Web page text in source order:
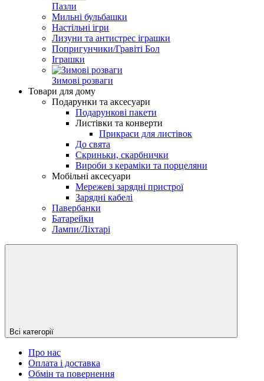
Пазли
Мильні бульбашки
Настільні ігри
Лизуни та антистрес іграшки
Попригунчики/Гравіті Бол
Іграшки
Зимові розваги
Товари для дому
Подарунки та аксесуари
Подарункові пакети
Листівки та конверти
Прикраси для листівок
До свята
Скриньки, скарбнички
Вироби з кераміки та порцеляни
Мобільні аксесуари
Мережеві зарядні пристрої
Зарядні кабелі
Павербанки
Батарейки
Лампи/Ліхтарі
Всі категорії
Про нас
Оплата і доставка
Обмін та повернення